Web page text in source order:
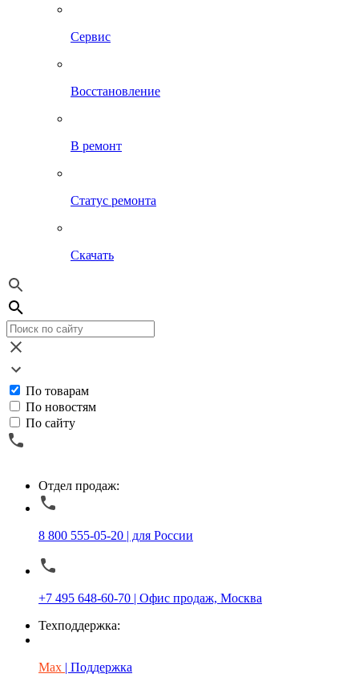
Сервис
Восстановление
В ремонт
Статус ремонта
Скачать
По товарам
По новостям
По сайту
Отдел продаж:
8 800 555-05-20 | для России
+7 495 648-60-70 | Офис продаж, Москва
Техподдержка:
Max | Поддержка